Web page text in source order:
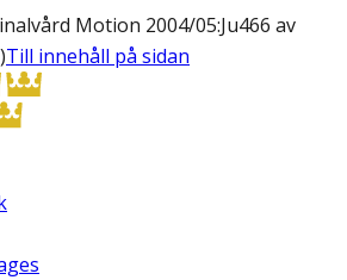
Motion 2004/05:Ju466 av
Till innehåll på sidan